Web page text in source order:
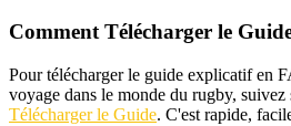
Comment Télécharger le
Pour télécharger le guide explicatif en
voyage dans le monde du rugby,
Télécharger le Guide. C'est rapide,